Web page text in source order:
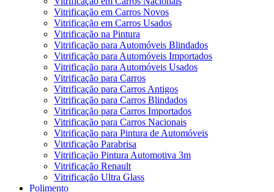
Vitrificação em Carros Novos
Vitrificação em Carros Usados
Vitrificação na Pintura
Vitrificação para Automóveis Blindados
Vitrificação para Automóveis Importados
Vitrificação para Automóveis Usados
Vitrificação para Carros
Vitrificação para Carros Antigos
Vitrificação para Carros Blindados
Vitrificação para Carros Importados
Vitrificação para Carros Nacionais
Vitrificação para Pintura de Automóveis
Vitrificação Parabrisa
Vitrificação Pintura Automotiva 3m
Vitrificação Renault
Vitrificação Ultra Glass
Polimento